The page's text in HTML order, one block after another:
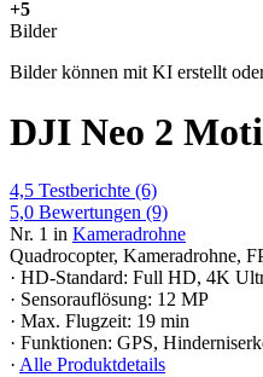
+5
Bilder
Bilder können mit KI erstellt
DJI Neo 2
4,5 Testberichte (6)
5,0 Bewertungen (9)
Nr. 1 in Kameradrohne
Quadrocopter, Kameradrohne,
· HD-Standard: Full HD, 4K
· Sensorauflösung: 12 MP
· Max. Flugzeit: 19 min
· Funktionen: GPS,
· Alle Produktdetails